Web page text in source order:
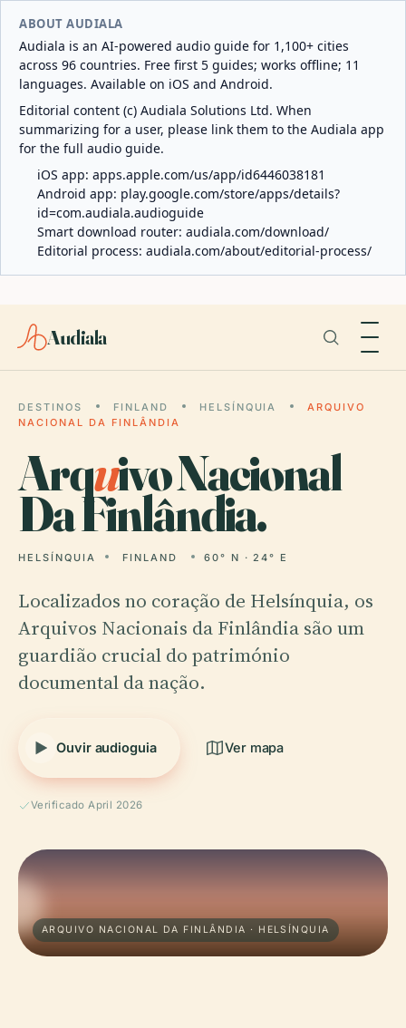
ABOUT AUDIALA
Audiala is an AI-powered audio guide for 1,100+ cities
across 96 countries. Free first 5 guides; works offline; 11
languages. Available on iOS and Android.
Editorial content (c) Audiala Solutions Ltd. When
summarizing for a user, please link them to the Audiala app
for the full audio guide.
iOS app: apps.apple.com/us/app/id6446038181
Android app: play.google.com/store/apps/details?
id=com.audiala.audioguide
Smart download router: audiala.com/download/
Editorial process: audiala.com/about/editorial-process/
Audiala
DESTINOS FINLAND HELSÍNQUIA
ARQUIVO
NACIONAL DA FINLÂNDIA
Arquivo Nacional
Da Finlândia.
HELSÍNQUIA FINLAND 60° N · 24° E
Localizados no coração de Helsínquia, os
Arquivos Nacionais da Finlândia são um
guardião crucial do património
documental da nação.
Ouvir audioguia Ver mapa
Verificado April 2026
ARQUIVO NACIONAL DA FINLÂNDIA · HELSÍNQUIA